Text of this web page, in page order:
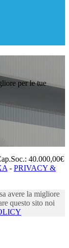
per le tue
40.000,00€
- PRIVACY &
avere la migliore
questo sito noi